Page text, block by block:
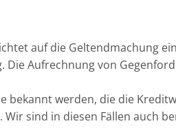
auf die Geltendmachung
Aufrechnung von
werden, die die
sind in diesen Fällen auch